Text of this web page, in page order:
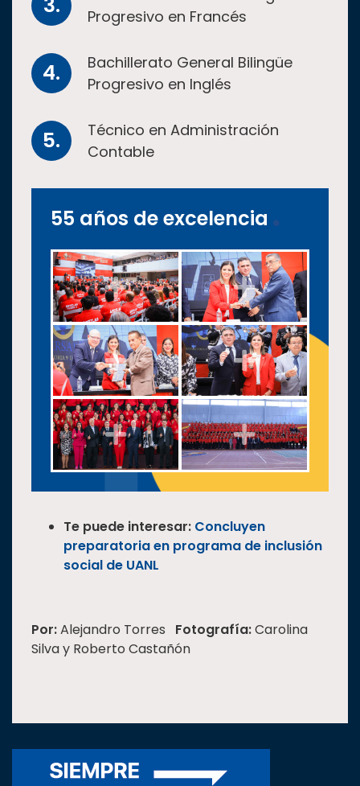
Progresivo en Francés
Bachillerato General Bilingüe
Progresivo en Inglés
Técnico en Administración
Contable
55 años de excelencia
Te puede interesar: Concluyen
preparatoria en programa de inclusión
social de UANL
Por:Alejandro Torres Fotografía:Carolina
Silva y Roberto Castañón